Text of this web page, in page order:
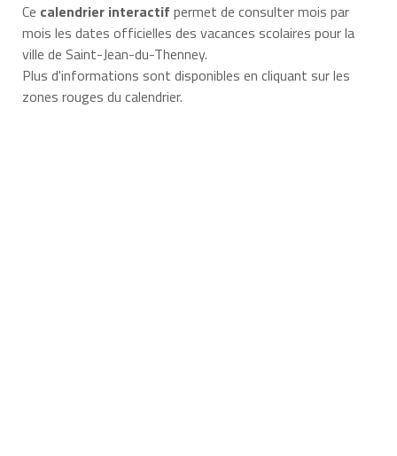
Ce calendrier interactif permet de consulter mois par
mois les dates officielles des vacances scolaires pour la
ville de Saint-Jean-du-Thenney.
Plus d'informations sont disponibles en cliquant sur les
zones rouges du calendrier.